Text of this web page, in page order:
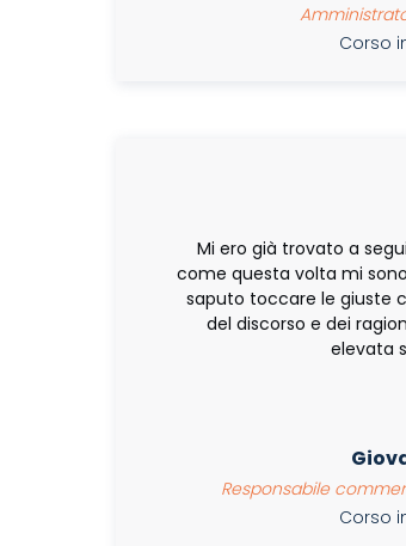
Corso
Mi ero già trovato a
come questa volta mi
saputo toccare le giuste
del discorso e dei
elevata
Responsabile
Corso